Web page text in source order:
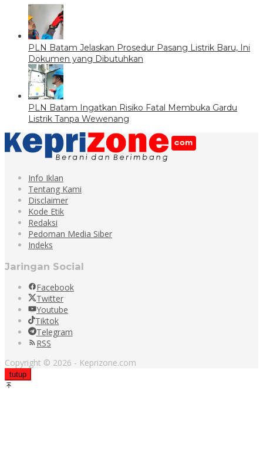
PLN Batam Jelaskan Prosedur Pasang Listrik Baru, Ini
Dokumen yang Dibutuhkan
PLN Batam Ingatkan Risiko Fatal Membuka Gardu
Listrik Tanpa Wewenang
Info Iklan
Tentang Kami
Disclaimer
Kode Etik
Redaksi
Pedoman Media Siber
Indeks
Jaringan Social
Facebook
Twitter
Youtube
Tiktok
Telegram
RSS
Copyright © 2026 - Keprizone.com
tutup